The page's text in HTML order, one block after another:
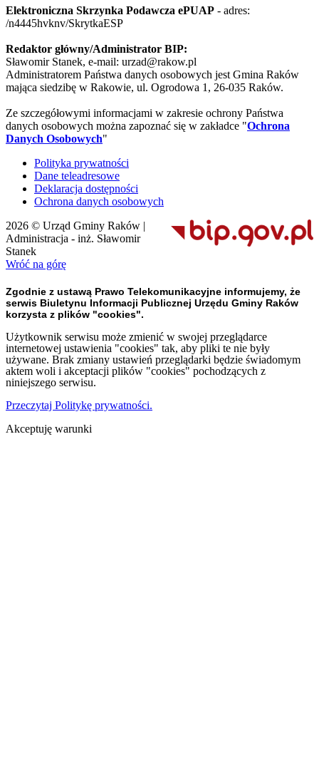
Elektroniczna Skrzynka Podawcza ePUAP - adres:
/n4445hvknv/SkrytkaESP
Redaktor główny/Administrator BIP:
Sławomir Stanek, e-mail: urzad@rakow.pl
Administratorem Państwa danych osobowych jest Gmina Raków
mająca siedzibę w Rakowie, ul. Ogrodowa 1, 26-035 Raków.
Ze szczegółowymi informacjami w zakresie ochrony Państwa
danych osobowych można zapoznać się w zakładce "Ochrona
Danych Osobowych"
Polityka prywatności
Dane teleadresowe
Deklaracja dostępności
Ochrona danych osobowych
2026 © Urząd Gminy Raków |
Administracja - inż. Sławomir
Stanek
Wróć na górę
Zgodnie z ustawą Prawo Telekomunikacyjne informujemy, że
serwis Biuletynu Informacji Publicznej Urzędu Gminy Raków
korzysta z plików "cookies".
Użytkownik serwisu może zmienić w swojej przeglądarce
internetowej ustawienia "cookies" tak, aby pliki te nie były
używane. Brak zmiany ustawień przeglądarki będzie świadomym
aktem woli i akceptacji plików "cookies" pochodzących z
niniejszego serwisu.
Przeczytaj Politykę prywatności.
Akceptuję warunki